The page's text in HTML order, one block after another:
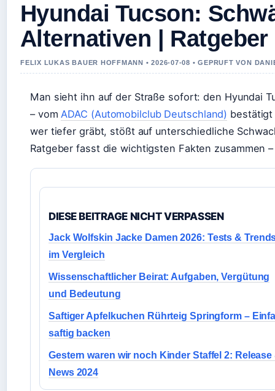
Hyundai Tucson:
Alternativen | Ratgeber
FELIX LUKAS BAUER HOFFMANN • 2026-07-08 • GEPRUFT VON
Man sieht ihn auf der Straße sofort: den Hyundai
– vomADAC (Automobilclub Deutschland) bestätigt
wer tiefer gräbt, stößt auf unterschiedliche
Ratgeber fasst die wichtigsten Fakten zusammen
DIESE BEITRAGE NICHT VERPASSEN
Jack Wolfskin Jacke Damen 2026: Tests &
im Vergleich
Wissenschaftlicher Beirat: Aufgaben, Vergütung
und Bedeutung
Saftiger Apfelkuchen Rührteig Springform –
saftig backen
Gestern waren wir noch Kinder Staffel 2: Release
News 2024